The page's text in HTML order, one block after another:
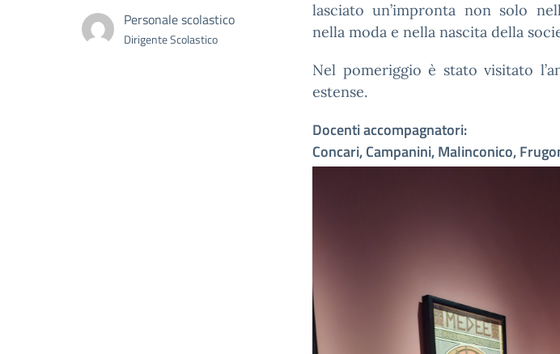
lasciato un’impronta non solo
nella moda e nella nascita della
Nel pomeriggio è stato visitato
estense.
Docenti accompagnatori:
Concari, Campanini, Malinconico,
Personale scolastico
Dirigente Scolastico